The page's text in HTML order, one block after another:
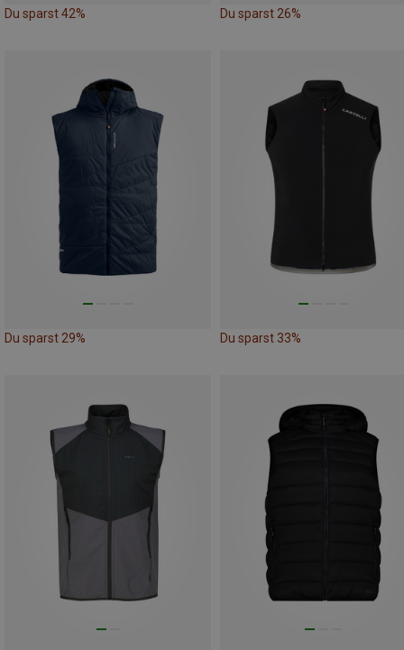
Du sparst 42% Du sparst 26%
Du sparst 29% Du sparst 33%